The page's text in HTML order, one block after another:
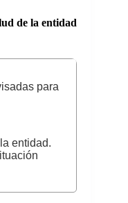
de la entidad
para
entidad.